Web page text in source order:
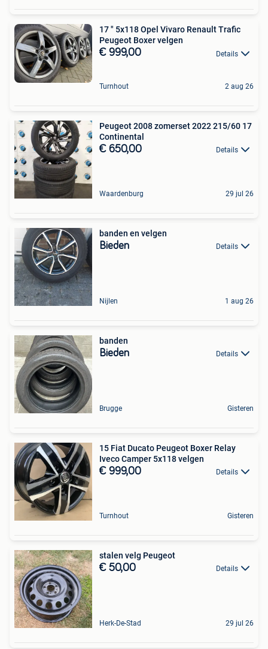
17 " 5x118 Opel Vivaro Renault Trafic
Peugeot Boxer velgen
€ 999,00 Details
Turnhout 2 aug 26
Peugeot 2008 zomerset 2022 215/60 17
Continental
€ 650,00 Details
Waardenburg 29 jul 26
banden en velgen
Bieden Details
Nijlen 1 aug 26
banden
Bieden Details
Brugge Gisteren
15 Fiat Ducato Peugeot Boxer Relay
Iveco Camper 5x118 velgen
€ 999,00 Details
Turnhout Gisteren
stalen velg Peugeot
€ 50,00 Details
Herk-De-Stad 29 jul 26